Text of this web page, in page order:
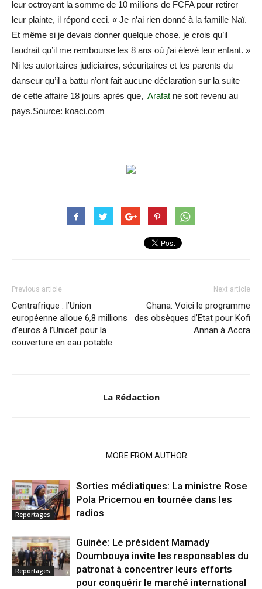
leur octroyant la somme de 10 millions de FCFA pour retirer
leur plainte, il répond ceci. « Je n’ai rien donné à la famille Naï.
Et même si je devais donner quelque chose, je crois qu’il
faudrait qu’il me rembourse les 8 ans où j’ai élevé leur enfant. »
Ni les autoritaires judiciaires, sécuritaires et les parents du
danseur qu’il a battu n’ont fait aucune déclaration sur la suite
de cette affaire 18 jours après que, Arafat ne soit revenu au
pays.Source: koaci.com
Previous article
Centrafrique : l’Union
européenne alloue 6,8 millions
d’euros à l’Unicef pour la
couverture en eau potable
Next article
Ghana: Voici le programme
des obsèques d’Etat pour Kofi
Annan à Accra
La Rédaction
MORE FROM AUTHOR
Reportages
Sorties médiatiques: La ministre Rose
Pola Pricemou en tournée dans les
radios
Reportages
Guinée: Le président Mamady
Doumbouya invite les responsables du
patronat à concentrer leurs efforts
pour conquérir le marché international